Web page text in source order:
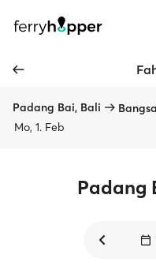
Padang Bai, Bali
Mo, 1. Feb
Padang